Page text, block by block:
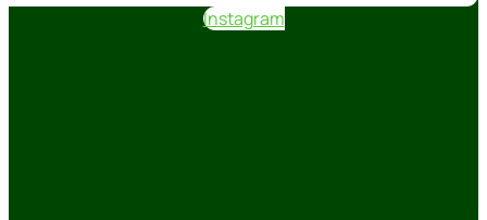
Instagram